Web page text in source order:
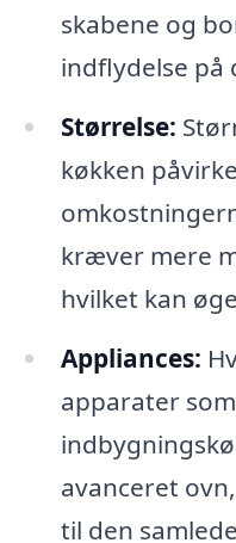
skabene og
indflydelse på
Størrelse:
køkken
kræver mere
hvilket kan
Appliances:
apparater
avanceret
til den